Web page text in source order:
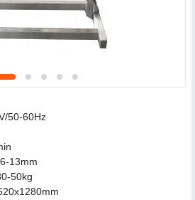
50-60Hz
13mm
50kg